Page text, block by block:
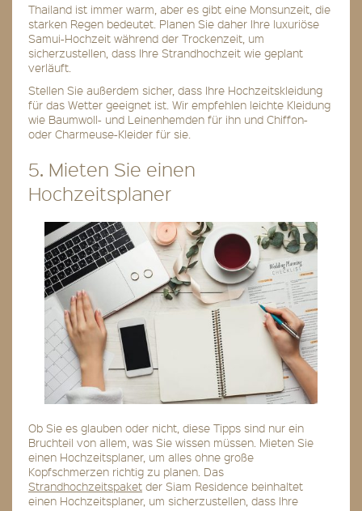
Thailand ist immer warm, aber es gibt eine Monsunzeit, die
starken Regen bedeutet. Planen Sie daher Ihre luxuriöse
Samui-Hochzeit während der Trockenzeit, um
sicherzustellen, dass Ihre Strandhochzeit wie geplant
verläuft.
Stellen Sie außerdem sicher, dass Ihre Hochzeitskleidung
für das Wetter geeignet ist. Wir empfehlen leichte Kleidung
wie Baumwoll- und Leinenhemden für ihn und Chiffon-
oder Charmeuse-Kleider für sie.
5. Mieten Sie einen
Hochzeitsplaner
Ob Sie es glauben oder nicht, diese Tipps sind nur ein
Bruchteil von allem, was Sie wissen müssen. Mieten Sie
einen Hochzeitsplaner, um alles ohne große
Kopfschmerzen richtig zu planen. Das
Strandhochzeitspaket der Siam Residence beinhaltet
einen Hochzeitsplaner, um sicherzustellen, dass Ihre